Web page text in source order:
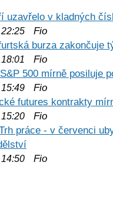
uzavřelo v kladných
Fio
burza zakončuje
Fio
500 mírně posiluje
Fio
futures kontrakty
Fio
práce - v červenci
Fio